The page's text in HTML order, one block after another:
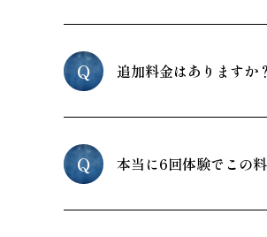
Q 追加料金はありますか？
Q 本当に6回体験でこの